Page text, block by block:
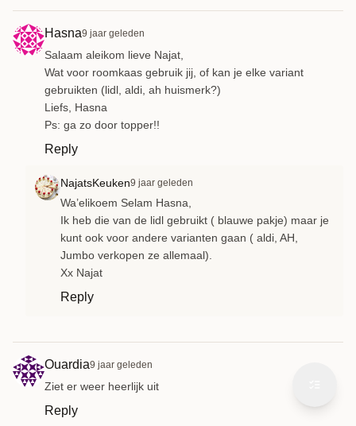
Hasna9 jaar geleden
Salaam aleikom lieve Najat,
Wat voor roomkaas gebruik jij, of kan je elke variant
gebruikten (lidl, aldi, ah huismerk?)
Liefs, Hasna
Ps: ga zo door topper!!
Reply
NajatsKeuken9 jaar geleden
Wa’elikoem Selam Hasna,
Ik heb die van de lidl gebruikt ( blauwe pakje) maar je
kunt ook voor andere varianten gaan ( aldi, AH,
Jumbo verkopen ze allemaal).
Xx Najat
Reply
Ouardia9 jaar geleden
Ziet er weer heerlijk uit
Reply